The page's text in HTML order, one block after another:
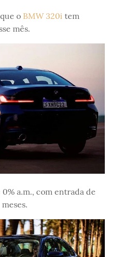
o BMW 320i tem
mês.
a.m., com entrada de